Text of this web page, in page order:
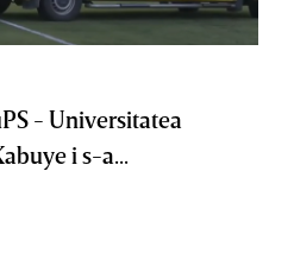
- Universitatea
i s-a...